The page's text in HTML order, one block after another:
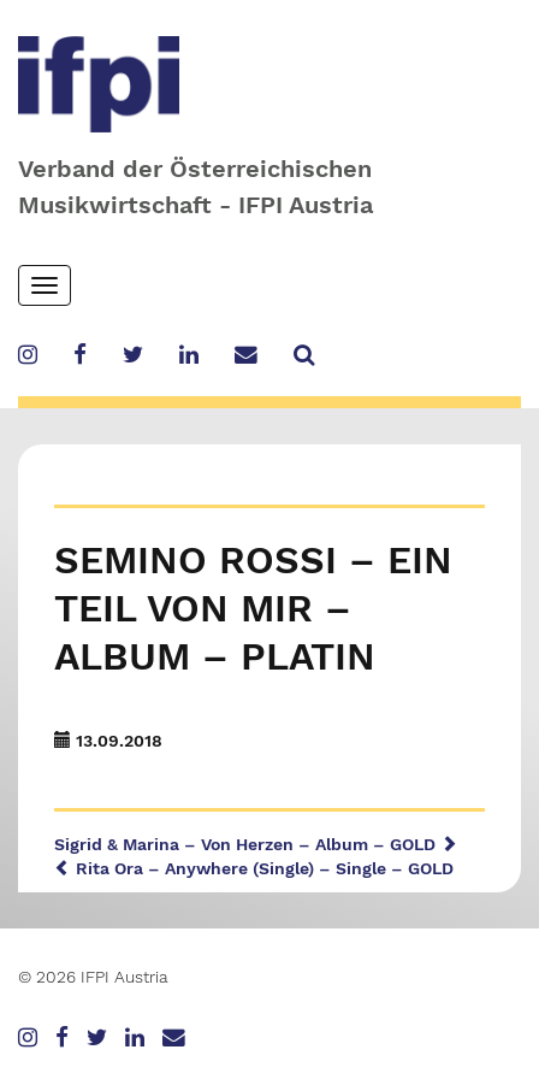
Verband der Österreichischen
Musikwirtschaft - IFPI Austria
Skip
to
content
Toggle
navigation
SEMINO ROSSI – EIN
TEIL VON MIR –
ALBUM – PLATIN
13.09.2018
Sigrid & Marina – Von Herzen – Album – GOLD
Rita Ora – Anywhere (Single) – Single – GOLD
© 2026 IFPI Austria